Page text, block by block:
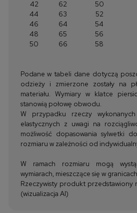
42 62 50
44
63 52
46
64 54
48
65 56
50
66 58
Podane w tabeli dane dotyczą
odzieży i zmierzone zostały na
materiału. Wymiary w klatce
stanowią połowę obwodu.
W przypadku rzeczy
elastycznych z uwagi na
możliwość dopasowania sylwetki
rozmiaru w zależności od
W ramach rozmiaru mogą
wymiarach, mieszczące się w
Rzeczywisty produkt przedstawiony
(wizualizacja AI)